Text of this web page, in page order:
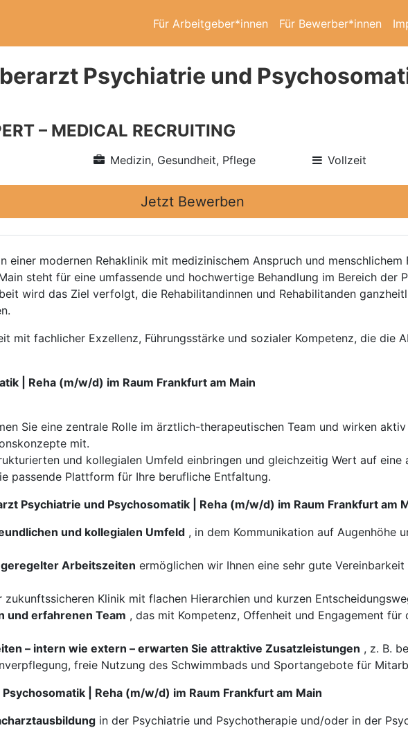
Für Arbeitgeber*innen Für Bewerber*innen
Psychiatrie und
– MEDICAL RECRUITING
Medizin, Gesundheit, Pflege Vollzeit
Jetzt Bewerben
einer modernen Rehaklinik mit medizinischem Anspruch und menschlichem
steht für eine umfassende und hochwertige Behandlung im Bereich der
wird das Ziel verfolgt, die Rehabilitandinnen und Rehabilitanden
mit fachlicher Exzellenz, Führungsstärke und sozialer Kompetenz, die die
| Reha (m/w/d) im Raum Frankfurt am Main
Sie eine zentrale Rolle im ärztlich-therapeutischen Team und wirken
mit.
und kollegialen Umfeld einbringen und gleichzeitig Wert auf eine
passende Plattform für Ihre berufliche Entfaltung.
Psychiatrie und Psychosomatik | Reha (m/w/d) im Raum Frankfurt am
und kollegialen Umfeld , in dem Kommunikation auf Augenhöhe
Arbeitszeiten ermöglichen wir Ihnen eine sehr gute
zukunftssicheren Klinik mit flachen Hierarchien und kurzen
und erfahrenen Team , das mit Kompetenz, Offenheit und Engagement für
– intern wie extern – erwarten Sie attraktive Zusatzleistungen , z. B.
freie Nutzung des Schwimmbads und Sportangebote für
| Reha (m/w/d) im Raum Frankfurt am Main
in der Psychiatrie und Psychotherapie und/oder in der